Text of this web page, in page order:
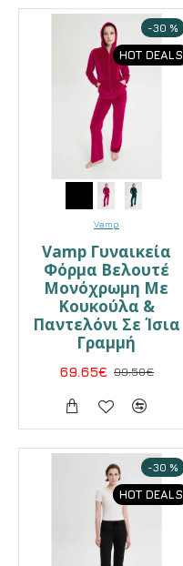
HOT DEALS
-30 %
Vamp
Vamp Γυναικεία
Φόρμα Βελουτέ
Μονόχρωμη Με
Κουκούλα &
Παντελόνι Σε Ίσια
Γραμμή
69.65€ 99.50€
HOT DEALS
-30 %